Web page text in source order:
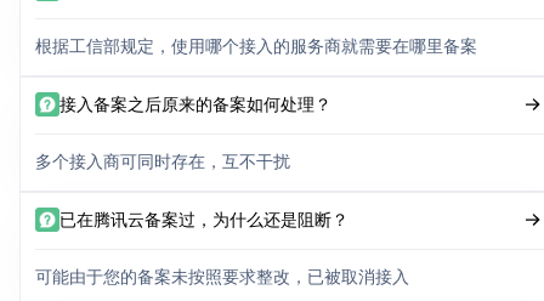
根据工信部规定，使用哪个接入的服务商就需要在哪里备案
接入备案之后原来的备案如何处理？
多个接入商可同时存在，互不干扰
已在腾讯云备案过，为什么还是阻断？
可能由于您的备案未按照要求整改，已被取消接入